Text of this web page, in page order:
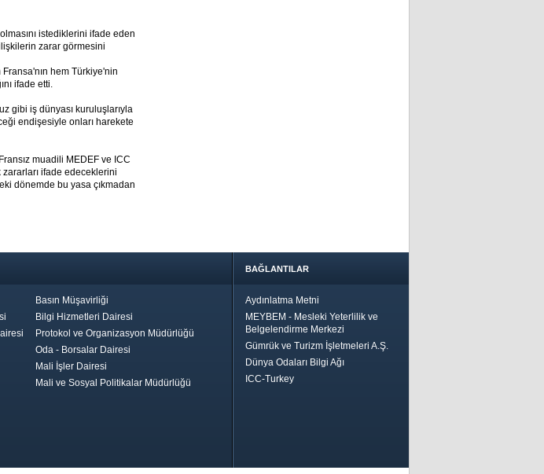
istediklerini ifade eden
zarar görmesini
Fransa'nın hem Türkiye'nin
ifade etti.
gibi iş dünyası kuruluşlarıyla
endişesiyle onları harekete
muadili MEDEF ve ICC
ifade edeceklerini
dönemde bu yasa çıkmadan
Görüş ve Öneriler-
Basın Müşavirliği
Bilgi Hizmetleri Dairesi
Protokol ve Organizasyon Müdürlüğü
Oda - Borsalar Dairesi
Mali İşler Dairesi
Mali ve Sosyal Politikalar Müdürlüğü
BAĞLANTILAR
Aydınlatma Metni
MEYBEM - Mesleki Yeterlilik ve
Belgelendirme Merkezi
Gümrük ve Turizm İşletmeleri A.Ş.
Dünya Odaları Bilgi Ağı
ICC-Turkey